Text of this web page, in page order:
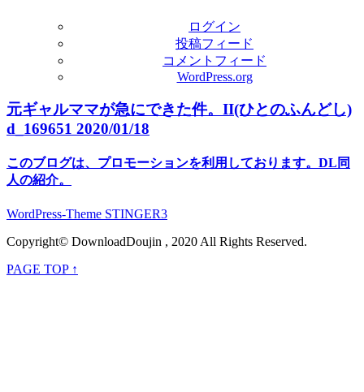
ログイン
投稿フィード
コメントフィード
WordPress.org
元ギャルママが急にできた件。II(ひとのふんどし)
d_169651 2020/01/18
このブログは、プロモーションを利用しております。DL同
人の紹介。
WordPress-Theme STINGER3
Copyright© DownloadDoujin , 2020 All Rights Reserved.
PAGE TOP ↑